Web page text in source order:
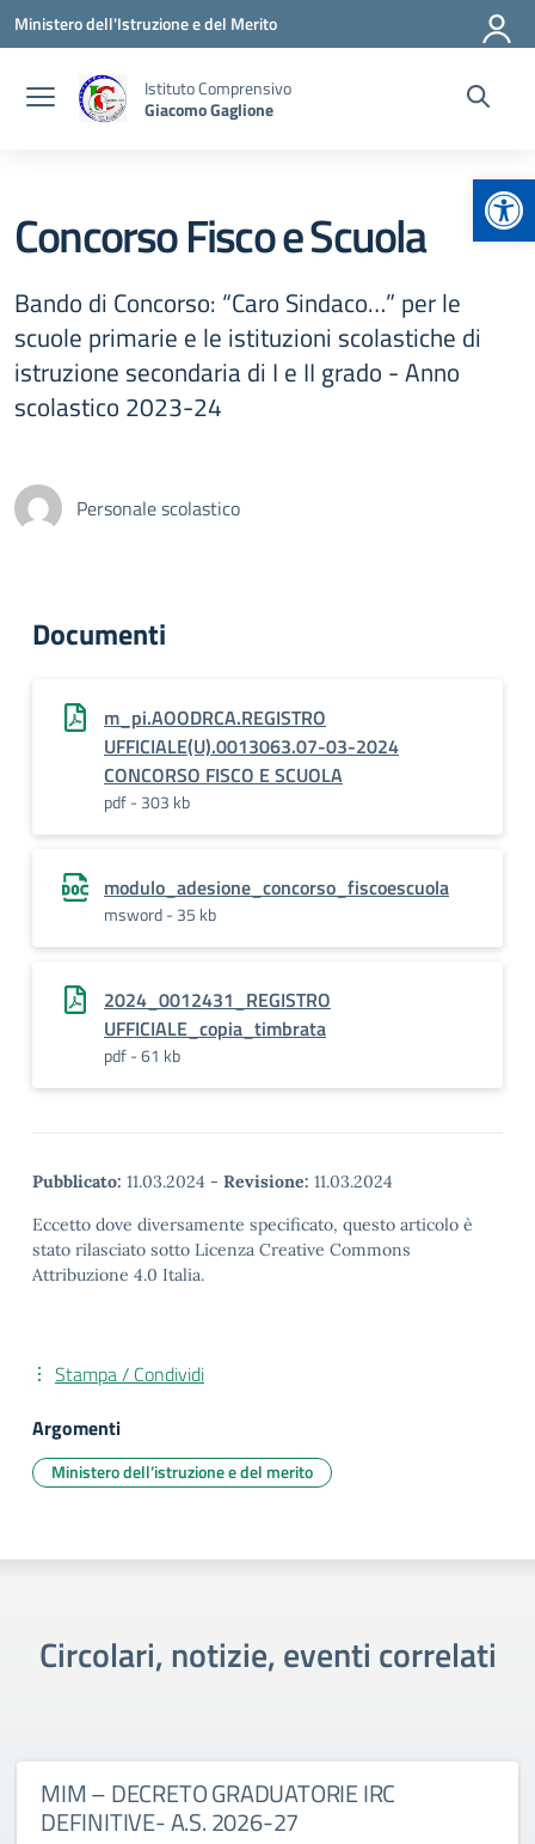
Vai ai contenuti
Vai al menu di navigazione
Vai al footer
Ministero dell'Istruzione e del Merito
Istituto Comprensivo
Giacomo Gaglione
Concorso Fisco e Scuola
Bando di Concorso: “Caro Sindaco…” per le
scuole primarie e le istituzioni scolastiche di
istruzione secondaria di I e II grado - Anno
scolastico 2023-24
Personale scolastico
Documenti
m_pi.AOODRCA.REGISTRO
UFFICIALE(U).0013063.07-03-2024
CONCORSO FISCO E SCUOLA
pdf - 303 kb
modulo_adesione_concorso_fiscoescuola
msword - 35 kb
2024_0012431_REGISTRO
UFFICIALE_copia_timbrata
pdf - 61 kb
Pubblicato: 11.03.2024 - Revisione: 11.03.2024
Eccetto dove diversamente specificato, questo articolo è
stato rilasciato sotto Licenza Creative Commons
Attribuzione 4.0 Italia.
Stampa / Condividi
Argomenti
Ministero dell’istruzione e del merito
Circolari, notizie, eventi correlati
MIM – DECRETO GRADUATORIE IRC
DEFINITIVE- A.S. 2026-27